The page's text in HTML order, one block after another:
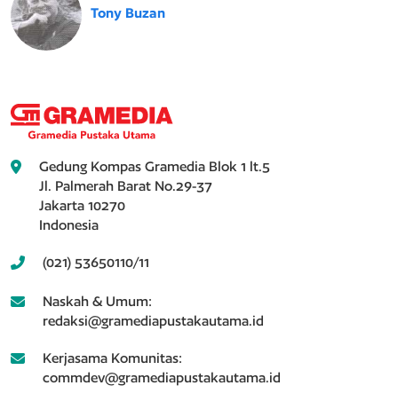
Tony Buzan
Gedung Kompas Gramedia Blok 1 lt.5
Jl. Palmerah Barat No.29-37
Jakarta 10270
Indonesia
(021) 53650110/11
Naskah & Umum:
redaksi@gramediapustakautama.id
Kerjasama Komunitas:
commdev@gramediapustakautama.id